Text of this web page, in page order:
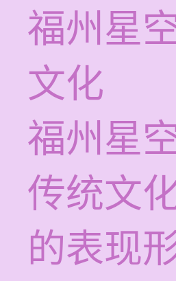
福州星
文化
福州星
传统文
的表现